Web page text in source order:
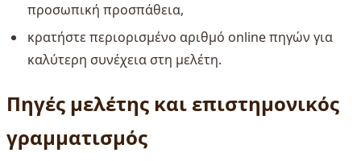
προσωπική προσπάθεια,
κρατήστε περιορισμένο αριθμό online πηγών για
καλύτερη συνέχεια στη μελέτη.
Πηγές μελέτης και επιστημονικός
γραμματισμός